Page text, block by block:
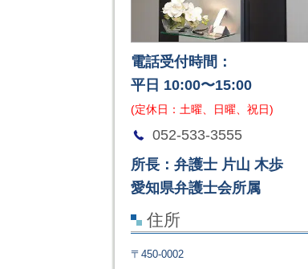
電話受付時間：
平日 10:00〜15:00
(定休日：土曜、日曜、祝日)
052-533-3555
所長：弁護士 片山 木歩
愛知県弁護士会所属
住所
〒450-0002